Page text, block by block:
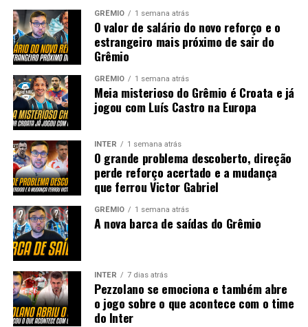
GRÊMIO 1 semana atrás
O valor de salário do novo reforço e o
estrangeiro mais próximo de sair do
Grêmio
GRÊMIO 1 semana atrás
Meia misterioso do Grêmio é Croata e já
jogou com Luís Castro na Europa
INTER 1 semana atrás
O grande problema descoberto, direção
perde reforço acertado e a mudança
que ferrou Victor Gabriel
GRÊMIO 1 semana atrás
A nova barca de saídas do Grêmio
INTER 7 dias atrás
Pezzolano se emociona e também abre
o jogo sobre o que acontece com o time
do Inter